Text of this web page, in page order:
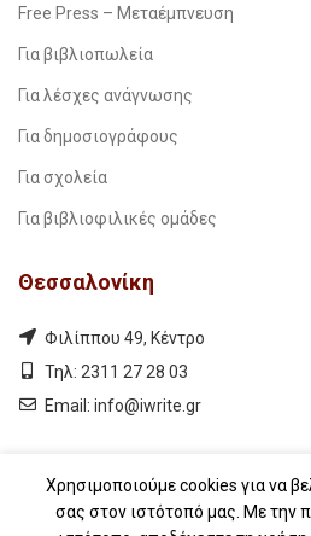
Free Press – Μεταέμπνευση
Για βιβλιοπωλεία
Για λέσχες ανάγνωσης
Για δημοσιογράφους
Για σχολεία
Για βιβλιοφιλικές ομάδες
Θεσσαλονίκη
Φιλίππου 49, Κέντρο
Τηλ: 2311 27 28 03
Εmail: info@iwrite.gr
Αθήνα
Κωλέττη 15 & Εμ. Μπενάκη,
Χρησιμοποιούμε cookies για να
σας στον ιστότοπό μας. Με την